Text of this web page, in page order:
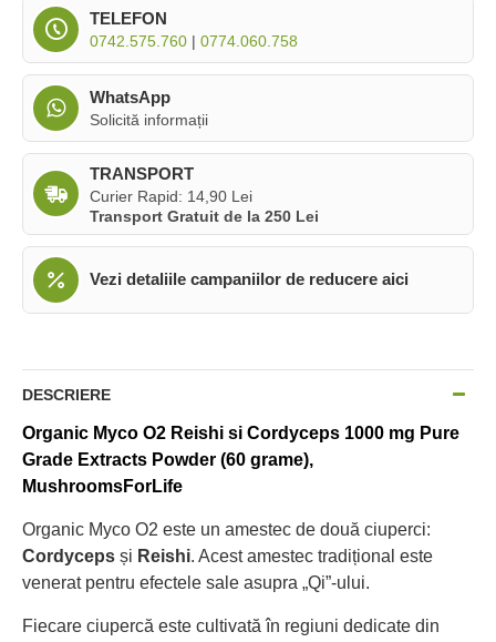
TELEFON
0742.575.760 | 0774.060.758
WhatsApp
Solicită informații
TRANSPORT
Curier Rapid: 14,90 Lei
Transport Gratuit de la 250 Lei
Vezi detaliile campaniilor de reducere aici
DESCRIERE
Organic Myco O2 Reishi si Cordyceps 1000 mg Pure
Grade Extracts Powder (60 grame),
MushroomsForLife
Organic Myco O2 este un amestec de două ciuperci:
Cordyceps și Reishi. Acest amestec tradițional este
venerat pentru efectele sale asupra „Qi”-ului.
Fiecare ciupercă este cultivată în regiuni dedicate din